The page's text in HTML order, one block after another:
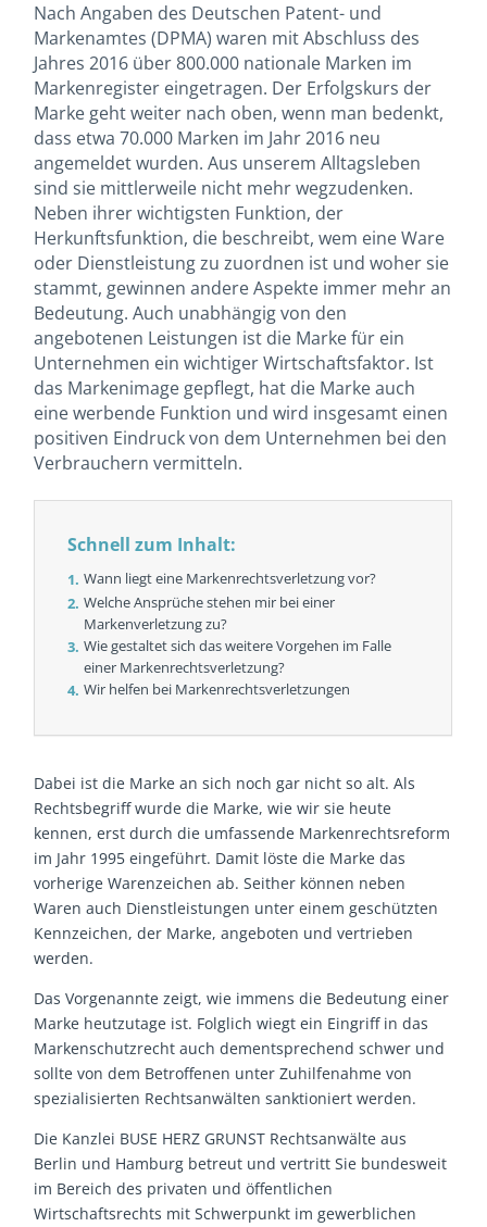
Nach Angaben des Deutschen Patent- und
Markenamtes (DPMA) waren mit Abschluss des
Jahres 2016 über 800.000 nationale Marken im
Markenregister eingetragen. Der Erfolgskurs der
Marke geht weiter nach oben, wenn man bedenkt,
dass etwa 70.000 Marken im Jahr 2016 neu
angemeldet wurden. Aus unserem Alltagsleben
sind sie mittlerweile nicht mehr wegzudenken.
Neben ihrer wichtigsten Funktion, der
Herkunftsfunktion, die beschreibt, wem eine Ware
oder Dienstleistung zu zuordnen ist und woher sie
stammt, gewinnen andere Aspekte immer mehr an
Bedeutung. Auch unabhängig von den
angebotenen Leistungen ist die Marke für ein
Unternehmen ein wichtiger Wirtschaftsfaktor. Ist
das Markenimage gepflegt, hat die Marke auch
eine werbende Funktion und wird insgesamt einen
positiven Eindruck von dem Unternehmen bei den
Verbrauchern vermitteln.
Schnell zum Inhalt:
Wann liegt eine Markenrechtsverletzung vor?
Welche Ansprüche stehen mir bei einer
Markenverletzung zu?
Wie gestaltet sich das weitere Vorgehen im Falle
einer Markenrechtsverletzung?
Wir helfen bei Markenrechtsverletzungen
Dabei ist die Marke an sich noch gar nicht so alt. Als
Rechtsbegriff wurde die Marke, wie wir sie heute
kennen, erst durch die umfassende Markenrechtsreform
im Jahr 1995 eingeführt. Damit löste die Marke das
vorherige Warenzeichen ab. Seither können neben
Waren auch Dienstleistungen unter einem geschützten
Kennzeichen, der Marke, angeboten und vertrieben
werden.
Das Vorgenannte zeigt, wie immens die Bedeutung einer
Marke heutzutage ist. Folglich wiegt ein Eingriff in das
Markenschutzrecht auch dementsprechend schwer und
sollte von dem Betroffenen unter Zuhilfenahme von
spezialisierten Rechtsanwälten sanktioniert werden.
Die Kanzlei BUSE HERZ GRUNST Rechtsanwälte aus
Berlin und Hamburg betreut und vertritt Sie bundesweit
im Bereich des privaten und öffentlichen
Wirtschaftsrechts mit Schwerpunkt im gewerblichen